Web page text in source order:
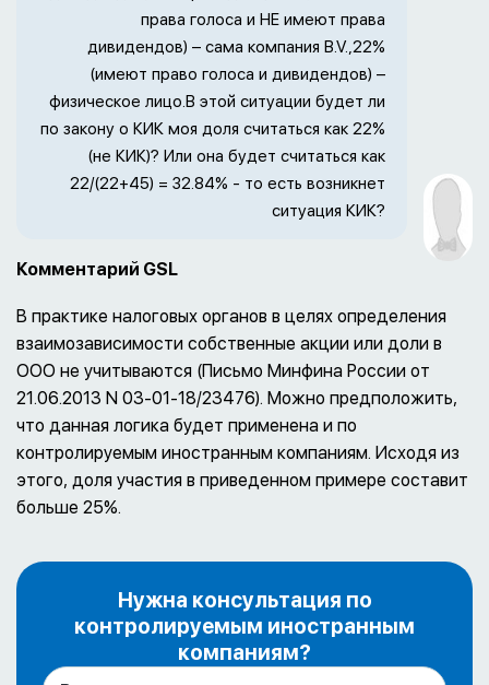
права голоса и НЕ имеют права
дивидендов) – сама компания B.V.,22%
(имеют право голоса и дивидендов) –
физическое лицо.В этой ситуации будет ли
по закону о КИК моя доля считаться как 22%
(не КИК)? Или она будет считаться как
22/(22+45) = 32.84% - то есть возникнет
ситуация КИК?
Комментарий GSL
В практике налоговых органов в целях определения
взаимозависимости собственные акции или доли в
ООО не учитываются (Письмо Минфина России от
21.06.2013 N 03-01-18/23476). Можно предположить,
что данная логика будет применена и по
контролируемым иностранным компаниям. Исходя из
этого, доля участия в приведенном примере составит
больше 25%.
Нужна консультация по
контролируемым иностранным
компаниям?